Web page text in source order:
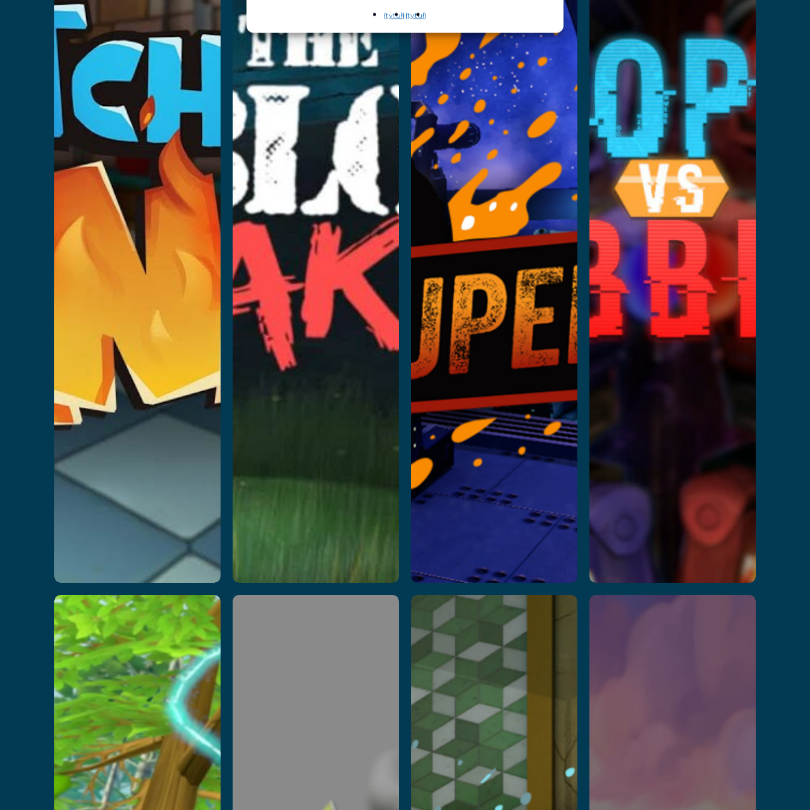
{tytuł}{tytuł}
Bitwa
Smerfów
na
jagody
Przeczytaj więcej
Alice
in
Wonderland
Przeczytaj więcej